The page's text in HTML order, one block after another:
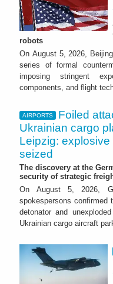
robots
On August 5, 2026,
series of formal
imposing stringent
components, and flight
AIRPORTS
Foiled
Ukrainian cargo
Leipzig: explosive
seized
The discovery at the
security of strategic
On August 5, 2026,
spokespersons confirmed
detonator and
Ukrainian cargo aircraft